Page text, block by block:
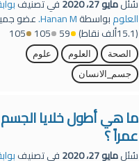
سُئلمايو 27، 2020 في تصنيف
العلومبواسطةHanan M. عضو
(15.1ألف نقاط) 59
105
105
الصحة العلوم
علوم
جسم_الانسان
ما هي أطول خلايا الجسم
عمراً ؟
سُئلمايو 27، 2020 في تصنيف